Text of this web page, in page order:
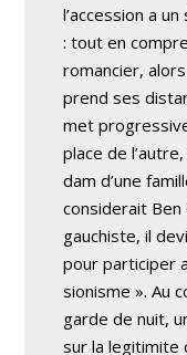
l’accession a
: tout en
romancier,
prend ses
met
place de
dam d’une
considerait Ben
gauchiste, il
pour participer
sionisme ». Au
garde de nuit,
sur la legitimite